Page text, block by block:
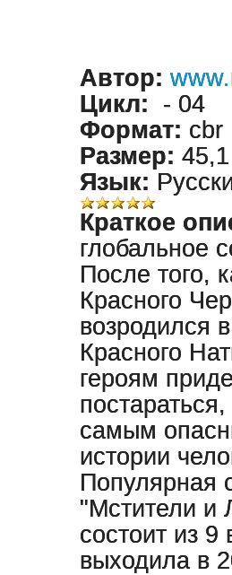
Автор:
Цикл: - 04
Формат: cbr
Размер:
Язык:
Краткое
глобальное
После того,
Красного
возродился
Красного
героям
самым
истории
Популярная
"Мстители и
состоит из 9
выходила в